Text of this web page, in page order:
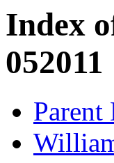
Index
052011